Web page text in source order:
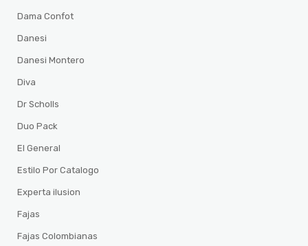
Dama Confot
Danesi
Danesi Montero
Diva
Dr Scholls
Duo Pack
El General
Estilo Por Catalogo
Experta ilusion
Fajas
Fajas Colombianas